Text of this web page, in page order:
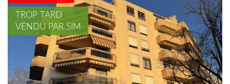
TROP TARD
VENDU PAR SIM